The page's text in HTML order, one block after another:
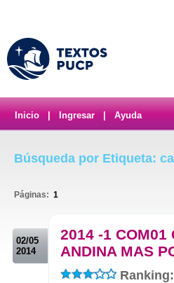
Inicio Ingresar Ayuda
Búsqueda por Etiqueta:
Páginas: 1
02/05
2014
2014 -1 COM01
ANDINA MAS